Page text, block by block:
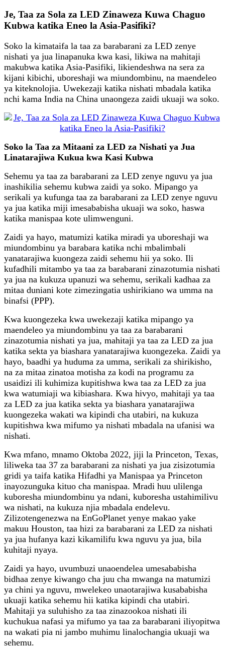
Je, Taa za Sola za LED Zinaweza Kuwa Chaguo
Kubwa katika Eneo la Asia-Pasifiki?
Soko la kimataifa la taa za barabarani za LED zenye
nishati ya jua linapanuka kwa kasi, likiwa na mahitaji
makubwa katika Asia-Pasifiki, likiendeshwa na sera za
kijani kibichi, uboreshaji wa miundombinu, na maendeleo
ya kiteknolojia. Uwekezaji katika nishati mbadala katika
nchi kama India na China unaongeza zaidi ukuaji wa soko.
Soko la Taa za Mitaani za LED za Nishati ya Jua
Linatarajiwa Kukua kwa Kasi Kubwa
Sehemu ya taa za barabarani za LED zenye nguvu ya jua
inashikilia sehemu kubwa zaidi ya soko. Mipango ya
serikali ya kufunga taa za barabarani za LED zenye nguvu
ya jua katika miji imesababisha ukuaji wa soko, haswa
katika manispaa kote ulimwenguni.
Zaidi ya hayo, matumizi katika miradi ya uboreshaji wa
miundombinu ya barabara katika nchi mbalimbali
yanatarajiwa kuongeza zaidi sehemu hii ya soko. Ili
kufadhili mitambo ya taa za barabarani zinazotumia nishati
ya jua na kukuza upanuzi wa sehemu, serikali kadhaa za
mitaa duniani kote zimezingatia ushirikiano wa umma na
binafsi (PPP).
Kwa kuongezeka kwa uwekezaji katika mipango ya
maendeleo ya miundombinu ya taa za barabarani
zinazotumia nishati ya jua, mahitaji ya taa za LED za jua
katika sekta ya biashara yanatarajiwa kuongezeka. Zaidi ya
hayo, baadhi ya huduma za umma, serikali za shirikisho,
na za mitaa zinatoa motisha za kodi na programu za
usaidizi ili kuhimiza kupitishwa kwa taa za LED za jua
kwa watumiaji wa kibiashara. Kwa hivyo, mahitaji ya taa
za LED za jua katika sekta ya biashara yanatarajiwa
kuongezeka wakati wa kipindi cha utabiri, na kukuza
kupitishwa kwa mifumo ya nishati mbadala na ufanisi wa
nishati.
Kwa mfano, mnamo Oktoba 2022, jiji la Princeton, Texas,
liliweka taa 37 za barabarani za nishati ya jua zisizotumia
gridi ya taifa katika Hifadhi ya Manispaa ya Princeton
inayozunguka kituo cha manispaa. Mradi huu ulilenga
kuboresha miundombinu ya ndani, kuboresha ustahimilivu
wa nishati, na kukuza njia mbadala endelevu.
Zilizotengenezwa na EnGoPlanet yenye makao yake
makuu Houston, taa hizi za barabarani za LED za nishati
ya jua hufanya kazi kikamilifu kwa nguvu ya jua, bila
kuhitaji nyaya.
Zaidi ya hayo, uvumbuzi unaoendelea umesababisha
bidhaa zenye kiwango cha juu cha mwanga na matumizi
ya chini ya nguvu, mwelekeo unaotarajiwa kusababisha
ukuaji katika sehemu hii katika kipindi cha utabiri.
Mahitaji ya suluhisho za taa zinazookoa nishati ili
kuchukua nafasi ya mifumo ya taa za barabarani iliyopitwa
na wakati pia ni jambo muhimu linalochangia ukuaji wa
sehemu.